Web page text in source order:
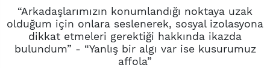
“Arkadaşlarımızın konumlandığı noktaya uzak
olduğum için onlara seslenerek, sosyal izolasyona
dikkat etmeleri gerektiği hakkında ikazda
bulundum” - “Yanlış bir algı var ise kusurumuz
affola”